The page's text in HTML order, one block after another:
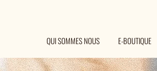
QUI SOMMES NOUS E-BOUTIQUE